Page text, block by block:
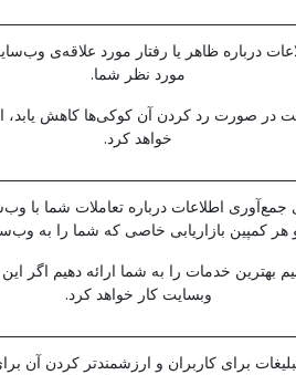
درباره ظاهر یا رفتار مورد علاقه‌ی
مورد نظر شما.
در صورت رد کردن آن کوکی‌ها کاهش یابد،
خواهد کرد.
جمع‌آوری اطلاعات درباره تعاملات شما با
کمپین بازاریابی خاصی که شما را به
بهترین خدمات را به شما ارائه دهیم اگر این
وبسایت کار خواهد کرد.
برای کاربران و ارزشمندتر کردن آن